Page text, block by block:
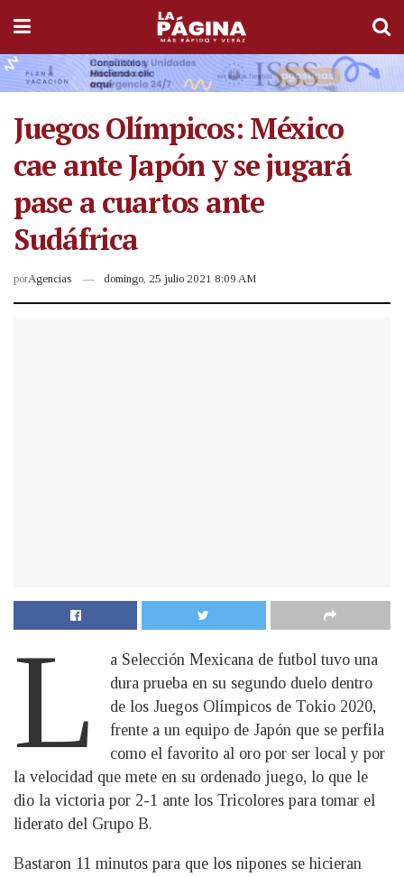
Juegos Olímpicos: México
cae ante Japón y se jugará
pase a cuartos ante
Sudáfrica
porAgencias domingo, 25 julio 2021 8:09 AM
L
a Selección Mexicana de futbol tuvo una
dura prueba en su segundo duelo dentro
de los Juegos Olímpicos de Tokio 2020,
frente a un equipo de Japón que se perfila
como el favorito al oro por ser local y por
la velocidad que mete en su ordenado juego, lo que le
dio la victoria por 2-1 ante los Tricolores para tomar el
liderato del Grupo B.
Bastaron 11 minutos para que los nipones se hicieran